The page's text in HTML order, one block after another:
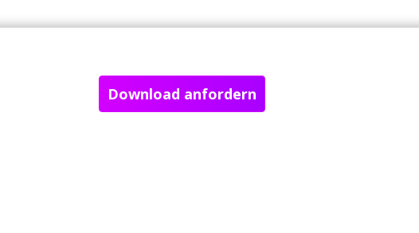
Download anfordern